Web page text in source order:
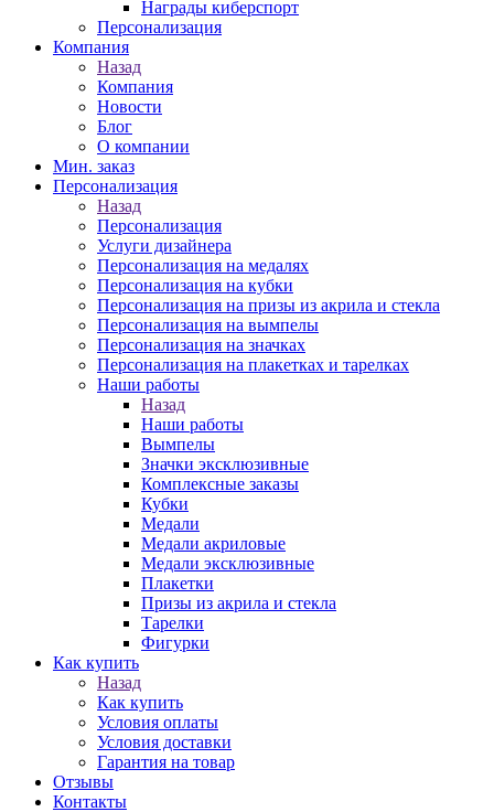
Награды киберспорт
Персонализация
Компания
Назад
Компания
Новости
Блог
О компании
Мин. заказ
Персонализация
Назад
Персонализация
Услуги дизайнера
Персонализация на медалях
Персонализация на кубки
Персонализация на призы из акрила и стекла
Персонализация на вымпелы
Персонализация на значках
Персонализация на плакетках и тарелках
Наши работы
Назад
Наши работы
Вымпелы
Значки эксклюзивные
Комплексные заказы
Кубки
Медали
Медали акриловые
Медали эксклюзивные
Плакетки
Призы из акрила и стекла
Тарелки
Фигурки
Как купить
Назад
Как купить
Условия оплаты
Условия доставки
Гарантия на товар
Отзывы
Контакты